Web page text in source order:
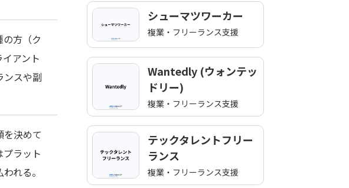
方（ク
アント
ンスや副
決めて
ラット
れる。
シューマツワーカー
複業・フリーランス支援
Wantedly (ウォンテッ
ドリー)
複業・フリーランス支援
テックタレントフリー
ランス
複業・フリーランス支援